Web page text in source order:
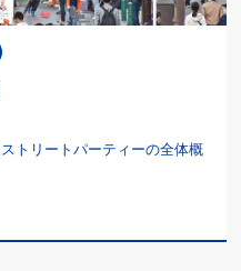
トリートパーティーの全体概